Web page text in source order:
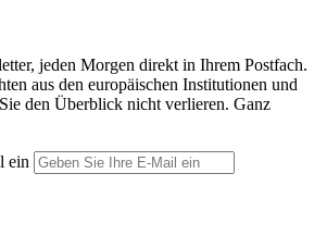
jeden Morgen direkt in Ihrem Postfach.
aus den europäischen Institutionen und
den Überblick nicht verlieren. Ganz
ein